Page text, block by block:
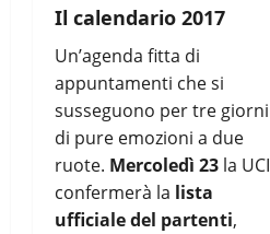
Il calendario 2017
Un’agenda fitta di
appuntamenti che si
susseguono per tre giorni
di pure emozioni a due
ruote. Mercoledì 23 la UCI
confermerà la lista
ufficiale del partenti,